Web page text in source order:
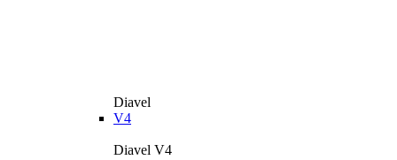
Diavel
V4
Diavel V4